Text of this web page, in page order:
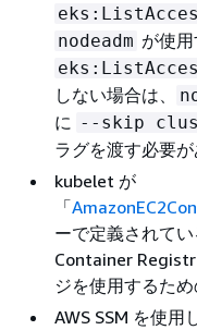
nodeadm が使用
しない場合は、
に --skip
ラグを渡す必要が
kubelet が
「
ーで定義されて
Container
ジを使用するため
AWS SSM を使用